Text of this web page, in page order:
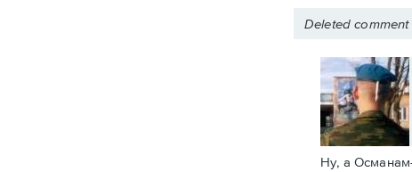
Deleted comment
Ну, а